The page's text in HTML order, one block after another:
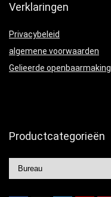
Verklaringen
Privacybeleid
algemene voorwaarden
Gelieerde openbaarmaking
Productcategorieën